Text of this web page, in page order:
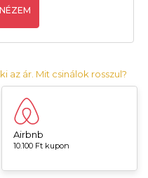
az ár. Mit csinálok rosszul?
Airbnb
10.100 Ft kupon